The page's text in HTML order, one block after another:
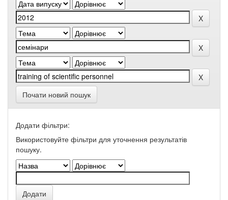
Почати новий пошук
Додати фільтри:
Використовуйте фільтри для уточнення результатів
пошуку.